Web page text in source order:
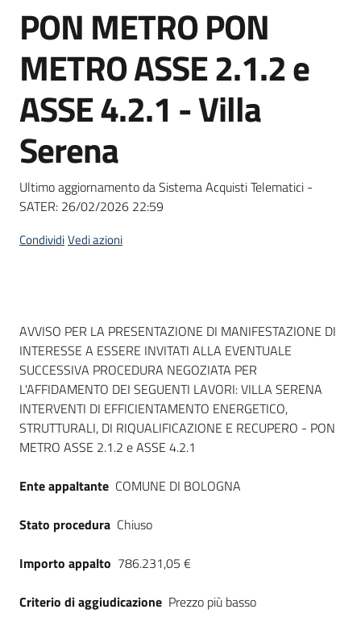
Bandi
e
di
Supporto
Piattaforme
telematiche
English
site
Seguici
Salta al contenuto
PON METRO PON
METRO ASSE 2.1.2 e
ASSE 4.2.1 - Villa
Serena
Ultimo aggiornamento da Sistema Acquisti Telematici -
SATER: 26/02/2026 22:59
CondividiVedi azioni
Dati del bando
AVVISO PER LA PRESENTAZIONE DI MANIFESTAZIONE DI
INTERESSE A ESSERE INVITATI ALLA EVENTUALE
SUCCESSIVA PROCEDURA NEGOZIATA PER
L'AFFIDAMENTO DEI SEGUENTI LAVORI: VILLA SERENA
INTERVENTI DI EFFICIENTAMENTO ENERGETICO,
STRUTTURALI, DI RIQUALIFICAZIONE E RECUPERO - PON
METRO ASSE 2.1.2 e ASSE 4.2.1
Ente appaltante COMUNE DI BOLOGNA
Stato procedura Chiuso
Importo appalto 786.231,05 €
Criterio di aggiudicazione Prezzo più basso